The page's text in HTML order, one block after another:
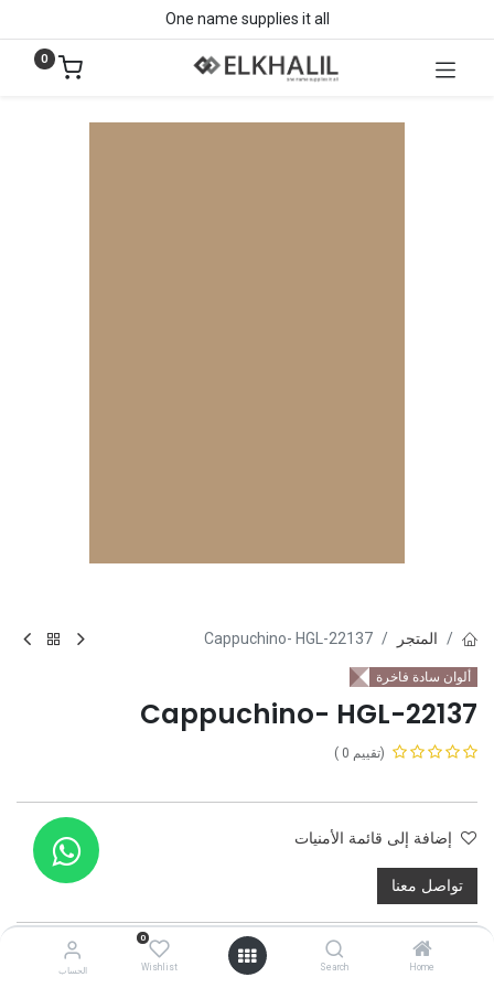
Home
Search
0
Wishlist الحساب
One name supplies it all
0
المتجر 22137-Cappuchino- HGL
ألوان سادة فاخرة
22137-Cappuchino- HGL
(تقييم 0 )
إضافة إلى قائمة الأمنيات
تواصل معنا